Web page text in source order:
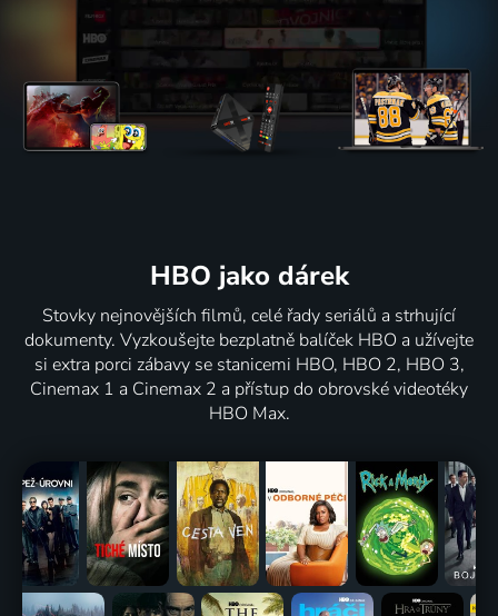
HBO jako dárek
Stovky nejnovějších filmů, celé řady seriálů a strhující
dokumenty. Vyzkoušejte bezplatně balíček HBO a užívejte
si extra porci zábavy se stanicemi HBO, HBO 2, HBO 3,
Cinemax 1 a Cinemax 2 a přístup do obrovské videotéky
HBO Max.